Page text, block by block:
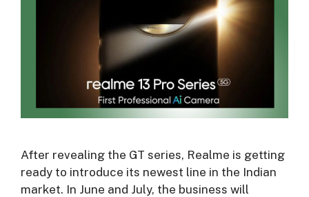
After revealing the GT series, Realme is getting
ready to introduce its newest line in the Indian
market. In June and July, the business will